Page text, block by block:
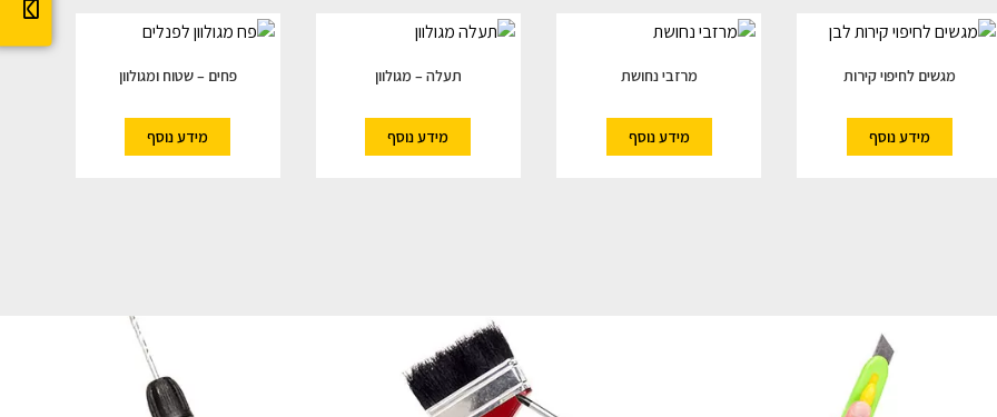
מגשים לחיפוי קירות
מידע נוסף
מרזבי נחושת
מידע נוסף
תעלה – מגולוון
מידע נוסף
פחים – שטוח ומגולוון
מידע נוסף